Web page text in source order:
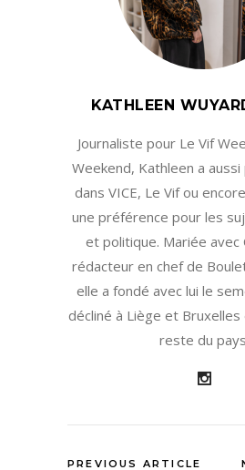
KATHLEEN
Journaliste pour Le Vif
Weekend, Kathleen a
dans VICE, Le Vif ou
une préférence pour les
et politique. Mariée avec
rédacteur en chef de
elle a fondé avec lui le
décliné à Liège et
reste du
PREVIOUS ARTICLE